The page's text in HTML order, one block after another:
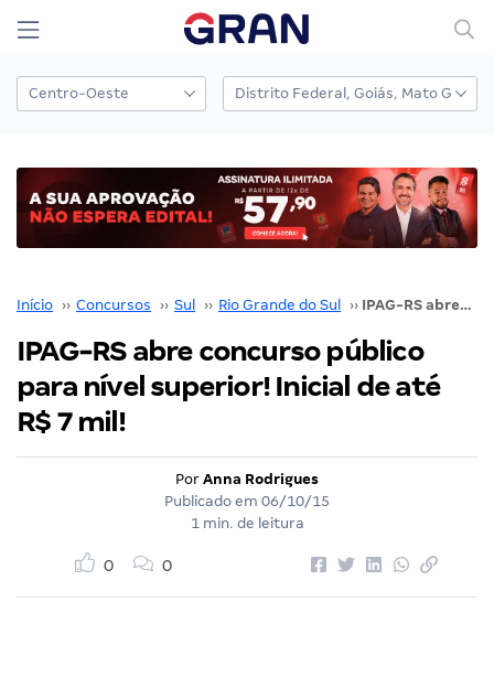
Início ›› Concursos ›› Sul ›› Rio Grande do Sul ›› IPAG-RS abre concurso público para nível superior! Inicial de até R$ 7 mil!
IPAG-RS abre concurso público
para nível superior! Inicial de até
R$ 7 mil!
Por Anna Rodrigues
Publicado em 06/10/15
1 min. de leitura
0 0